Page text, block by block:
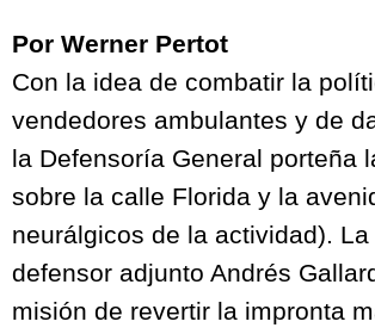
Por Werner Pertot
Con la idea de combatir la
vendedores ambulantes y de
la Defensoría General porteña
sobre la calle Florida y la
neurálgicos de la actividad).
defensor adjunto Andrés
misión de revertir la impronta